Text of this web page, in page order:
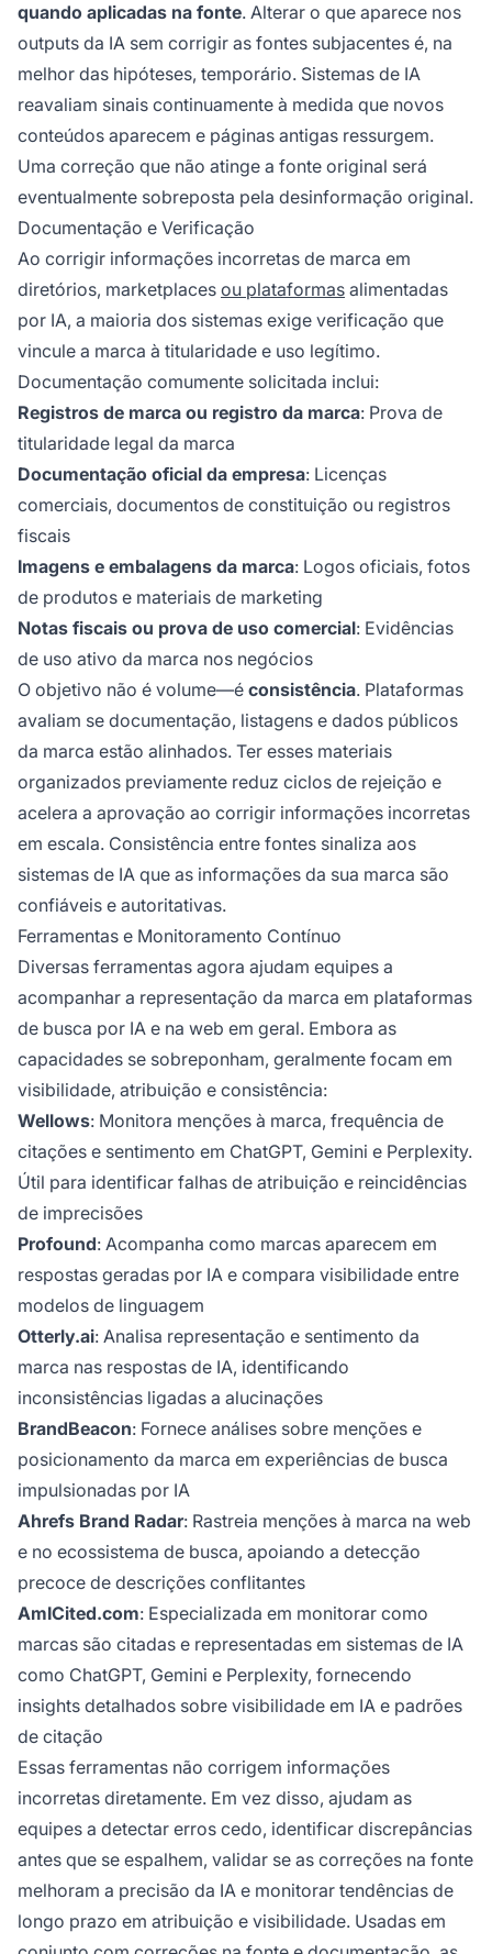
quando aplicadas na fonte. Alterar o que aparece nos
outputs da IA sem corrigir as fontes subjacentes é, na
melhor das hipóteses, temporário. Sistemas de IA
reavaliam sinais continuamente à medida que novos
conteúdos aparecem e páginas antigas ressurgem.
Uma correção que não atinge a fonte original será
eventualmente sobreposta pela desinformação original.
Documentação e Verificação
Ao corrigir informações incorretas de marca em
diretórios, marketplaces ou plataformas alimentadas
por IA, a maioria dos sistemas exige verificação que
vincule a marca à titularidade e uso legítimo.
Documentação comumente solicitada inclui:
Registros de marca ou registro da marca: Prova de
titularidade legal da marca
Documentação oficial da empresa: Licenças
comerciais, documentos de constituição ou registros
fiscais
Imagens e embalagens da marca: Logos oficiais, fotos
de produtos e materiais de marketing
Notas fiscais ou prova de uso comercial: Evidências
de uso ativo da marca nos negócios
O objetivo não é volume—é consistência. Plataformas
avaliam se documentação, listagens e dados públicos
da marca estão alinhados. Ter esses materiais
organizados previamente reduz ciclos de rejeição e
acelera a aprovação ao corrigir informações incorretas
em escala. Consistência entre fontes sinaliza aos
sistemas de IA que as informações da sua marca são
confiáveis e autoritativas.
Ferramentas e Monitoramento Contínuo
Diversas ferramentas agora ajudam equipes a
acompanhar a representação da marca em plataformas
de busca por IA e na web em geral. Embora as
capacidades se sobreponham, geralmente focam em
visibilidade, atribuição e consistência:
Wellows: Monitora menções à marca, frequência de
citações e sentimento em ChatGPT, Gemini e Perplexity.
Útil para identificar falhas de atribuição e reincidências
de imprecisões
Profound: Acompanha como marcas aparecem em
respostas geradas por IA e compara visibilidade entre
modelos de linguagem
Otterly.ai: Analisa representação e sentimento da
marca nas respostas de IA, identificando
inconsistências ligadas a alucinações
BrandBeacon: Fornece análises sobre menções e
posicionamento da marca em experiências de busca
impulsionadas por IA
Ahrefs Brand Radar: Rastreia menções à marca na web
e no ecossistema de busca, apoiando a detecção
precoce de descrições conflitantes
AmICited.com: Especializada em monitorar como
marcas são citadas e representadas em sistemas de IA
como ChatGPT, Gemini e Perplexity, fornecendo
insights detalhados sobre visibilidade em IA e padrões
de citação
Essas ferramentas não corrigem informações
incorretas diretamente. Em vez disso, ajudam as
equipes a detectar erros cedo, identificar discrepâncias
antes que se espalhem, validar se as correções na fonte
melhoram a precisão da IA e monitorar tendências de
longo prazo em atribuição e visibilidade. Usadas em